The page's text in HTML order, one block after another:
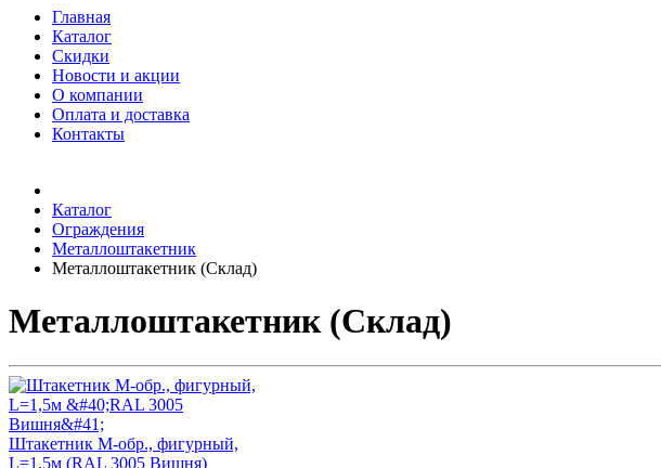
Главная
Каталог
Скидки
Новости и акции
О компании
Оплата и доставка
Контакты
Каталог
Ограждения
Металлоштакетник
Металлоштакетник (Склад)
Металлоштакетник (Склад)
Штакетник М-обр., фигурный,
L=1,5м (RAL 3005 Вишня)